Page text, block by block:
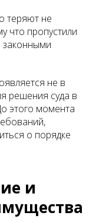
теряют не
что пропустили
законными
не в
решения суда в
этого момента
о порядке
и